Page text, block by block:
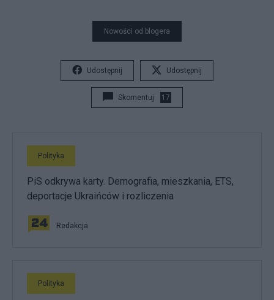
Nowości od blogera
Udostępnij Udostępnij
Skomentuj 17
Polityka
PiS odkrywa karty. Demografia, mieszkania, ETS,
deportacje Ukraińców i rozliczenia
Redakcja
Polityka